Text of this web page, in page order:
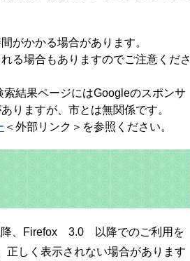
がかかる場合があります。
る場合もありますのでご注意くださ
結果ページにはGoogleのスポンサ
りますが、市とは無関係です。
＜外部リンク＞ を参照ください。
、Firefox 3.0 以降でのご利用を
正しく表示されない場合があります